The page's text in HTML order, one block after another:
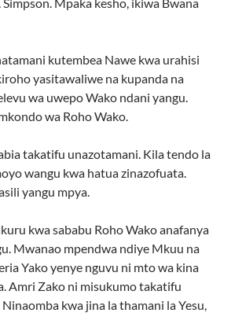
kutembea Nawe kwa urahisi
yasitawaliwe na kupanda na
wa uwepo Wako ndani yangu.
wa Roho Wako.
takatifu unazotamani. Kila tendo la
wangu kwa hatua zinazofuata.
yangu mpya.
kwa sababu Roho Wako anafanya
Mwanao mpendwa ndiye Mkuu na
Yako yenye nguvu ni mto wa kina
Amri Zako ni misukumo takatifu
kwa jina la thamani la Yesu,